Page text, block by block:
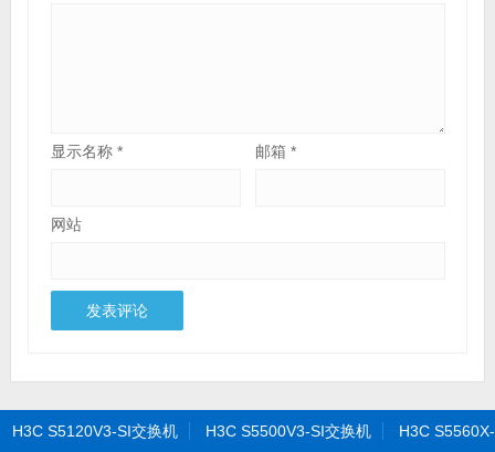
显示名称 * 邮箱*
网站
H3C S5120V3-SI交换机 H3C S5500V3-SI交换机
H3C S5560X-